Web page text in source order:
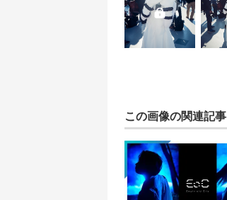
この画像の関連記事